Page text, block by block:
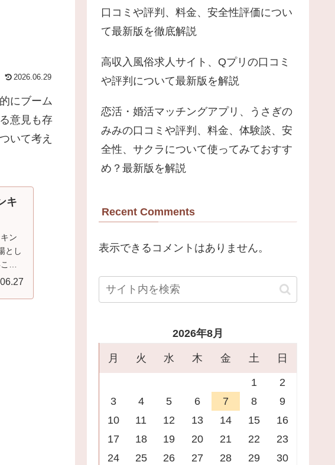
2026.06.29
にブーム
意見も存
いて考え
キ
ン
とし
と
安
口コミや評判、料金、安全性評価につい
て最新版を徹底解説
高収入風俗求人サイト、Qプリの口コミ
や評判について最新版を解説
恋活・婚活マッチングアプリ、うさぎの
みみの口コミや評判、料金、体験談、安
全性、サクラについて使ってみておすす
め？最新版を解説
Recent Comments
表示できるコメントはありません。
2026年8月
月 火 水 木 金 土 日
1
2
3
4 5 6 7 8
9
10
11 12 13 14 15
16
17
18 19 20 21 22
23
24
25 26 27 28 29
30